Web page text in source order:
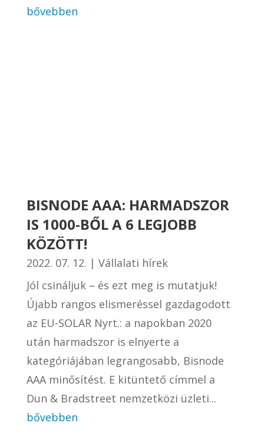
bővebben
BISNODE AAA: HARMADSZOR
IS 1000-BŐL A 6 LEGJOBB
KÖZÖTT!
2022. 07. 12. | Vállalati hírek
Jól csináljuk – és ezt meg is mutatjuk!
Újabb rangos elismeréssel gazdagodott
az EU-SOLAR Nyrt.: a napokban 2020
után harmadszor is elnyerte a
kategóriájában legrangosabb, Bisnode
AAA minősítést. E kitüntető címmel a
Dun & Bradstreet nemzetközi üzleti...
bővebben